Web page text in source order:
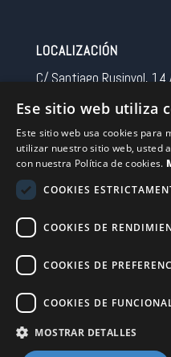
LOCALIZACIÓN
C/ Santiago Rusinyol, 14
Spain
CONTACTO
Tel 0034 93 713 37 30
sermovil@sertronic.es
Acceso intranet
Ese sitio web utiliza
Este sitio web usa cookies para
utilizar nuestro sitio web, usted
con nuestra Política de cookies.
COOKIES
COOKIES DE
COOKIES DE
COOKIES DE
MOSTRAR DETALLES